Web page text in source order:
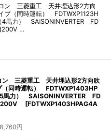
ン 三菱重工 天井埋込形2方向
プ（同時運転） FDTWXP1123H
4馬力） SAISONINVERTER FD
200V …
ン 三菱重工 天井埋込形2方向吹
同時運転） FDTWXP1403HP
力） SAISONINVERTER FD
200V
[FDTWXP1403HPAG4A
円